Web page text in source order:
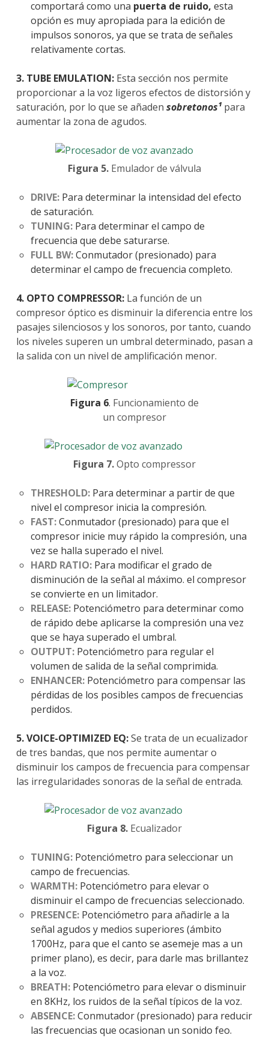
comportará como una puerta de ruido, esta
opción es muy apropiada para la edición de
impulsos sonoros, ya que se trata de señales
relativamente cortas.
3. TUBE EMULATION: Esta sección nos permite
proporcionar a la voz ligeros efectos de distorsión y
saturación, por lo que se añaden sobretonos¹para
aumentar la zona de agudos.
Figura 5. Emulador de válvula
DRIVE: Para determinar la intensidad del efecto
de saturación.
TUNING: Para determinar el campo de
frecuencia que debe saturarse.
FULL BW:Conmutador (presionado) para
determinar el campo de frecuencia completo.
4. OPTO COMPRESSOR: La función de un
compresor óptico es disminuir la diferencia entre los
pasajes silenciosos y los sonoros, por tanto, cuando
los niveles superen un umbral determinado, pasan a
la salida con un nivel de amplificación menor.
Figura 6. Funcionamiento de
un compresor
Figura 7.Opto compressor
THRESHOLD: Para determinar a partir de que
nivel el compresor inicia la compresión.
FAST:Conmutador (presionado) para que el
compresor inicie muy rápido la compresión, una
vez se halla superado el nivel.
HARD RATIO: Para modificar el grado de
disminución de la señal al máximo. el compresor
se convierte en un limitador.
RELEASE: Potenciómetro para determinar como
de rápido debe aplicarse la compresión una vez
que se haya superado el umbral.
OUTPUT: Potenciómetro para regular el
volumen de salida de la señal comprimida.
ENHANCER: Potenciómetro para compensar las
pérdidas de los posibles campos de frecuencias
perdidos.
5. VOICE-OPTIMIZED EQ:Se trata de un ecualizador
de tres bandas, que nos permite aumentar o
disminuir los campos de frecuencia para compensar
las irregularidades sonoras de la señal de entrada.
Figura 8. Ecualizador
TUNING: Potenciómetro para seleccionar un
campo de frecuencias.
WARMTH: Potenciómetro para elevar o
disminuir el campo de frecuencias seleccionado.
PRESENCE: Potenciómetro para añadirle a la
señal agudos y medios superiores (ámbito
1700Hz, para que el canto se asemeje mas a un
primer plano), es decir, para darle mas brillantez
a la voz.
BREATH: Potenciómetro para elevar o disminuir
en 8KHz, los ruidos de la señal típicos de la voz.
ABSENCE:Conmutador (presionado) para reducir
las frecuencias que ocasionan un sonido feo.